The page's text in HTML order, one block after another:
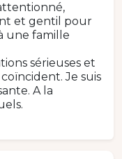
et gentil pour
une famille
sérieuses et
Je suis
A la